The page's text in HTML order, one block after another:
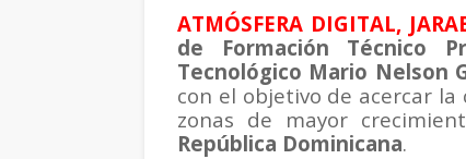
ATMÓSFERA DIGITAL,
de Formación Técnico
Tecnológico Mario Nelson
con el objetivo de acercar
zonas de mayor
República Dominicana.